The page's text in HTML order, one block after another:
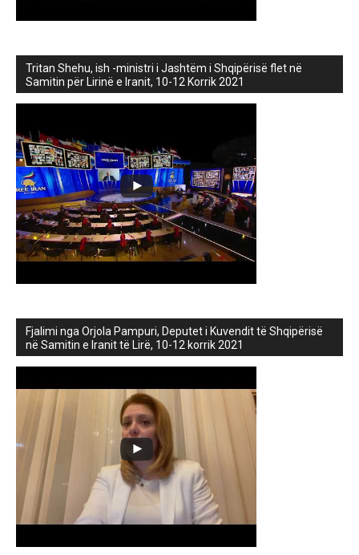
Tritan Shehu, ish -ministri i Jashtëm i Shqipërisë flet në
Samitin për Lirinë e Iranit, 10-12 Korrik 2021
Fjalimi nga Orjola Pampuri, Deputet i Kuvendit të Shqipërisë
në Samitin e Iranit të Lirë, 10-12 korrik 2021